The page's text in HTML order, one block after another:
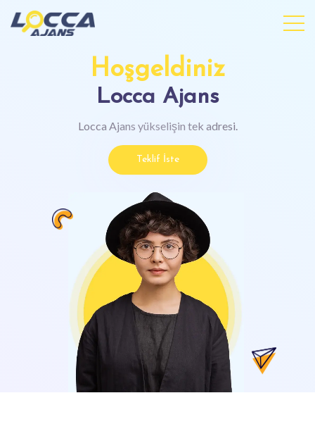
Hoşgeldiniz
Locca Ajans
Locca Ajans yükselişin tek adresi.
Teklif İste